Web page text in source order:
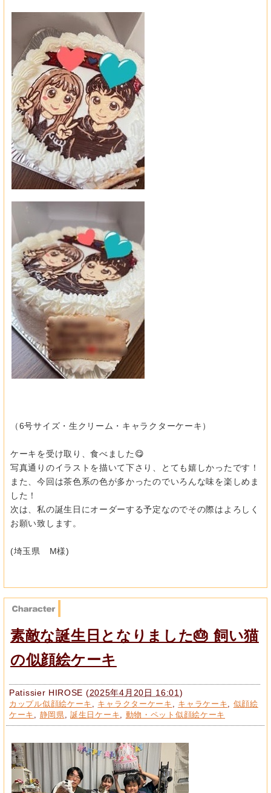
（6号サイズ・生クリーム・キャラクターケーキ）
ケーキを受け取り、食べました😋
写真通りのイラストを描いて下さり、とても嬉しかったです！
また、今回は茶色系の色が多かったのでいろんな味を楽しめま
した！
次は、私の誕生日にオーダーする予定なのでその際はよろしく
お願い致します。
(埼玉県 M様)
素敵な誕生日となりました🎂 飼い猫
の似顔絵ケーキ
Patissier HIROSE (2025年4月20日 16:01 )
カップル似顔絵ケーキ キャラクターケーキ キャラケーキ
似顔絵
ケーキ
静岡県 ,誕生日ケーキ 動物・ペット似顔絵ケーキ